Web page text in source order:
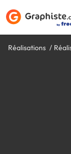
Réalisations